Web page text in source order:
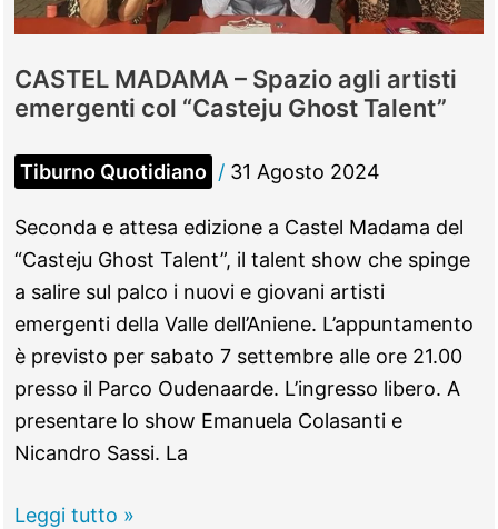
Casteju
Talent
CASTEL MADAMA – Spazio agli artisti
emergenti col “Casteju Ghost Talent”
Tiburno Quotidiano / 31 Agosto 2024
Seconda e attesa edizione a Castel Madama del
“Casteju Ghost Talent”, il talent show che spinge
a salire sul palco i nuovi e giovani artisti
emergenti della Valle dell’Aniene. L’appuntamento
è previsto per sabato 7 settembre alle ore 21.00
presso il Parco Oudenaarde. L’ingresso libero. A
presentare lo show Emanuela Colasanti e
Nicandro Sassi. La
CASTEL
Leggi tutto »